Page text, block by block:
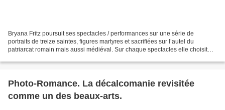
Bryana Fritz poursuit ses spectacles / performances sur une série de
portraits de treize saintes, figures martyres et sacrifiées sur l’autel du
patriarcat romain mais aussi médiéval. Sur chaque spectacles elle choisit
Photo-Romance. La décalcomanie revisitée
comme un des beaux-arts.